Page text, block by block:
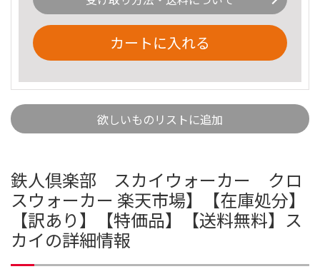
カートに入れる
欲しいものリストに追加
鉄人倶楽部 スカイウォーカー クロ
スウォーカー 楽天市場】【在庫処分】
【訳あり】【特価品】【送料無料】ス
カイの詳細情報